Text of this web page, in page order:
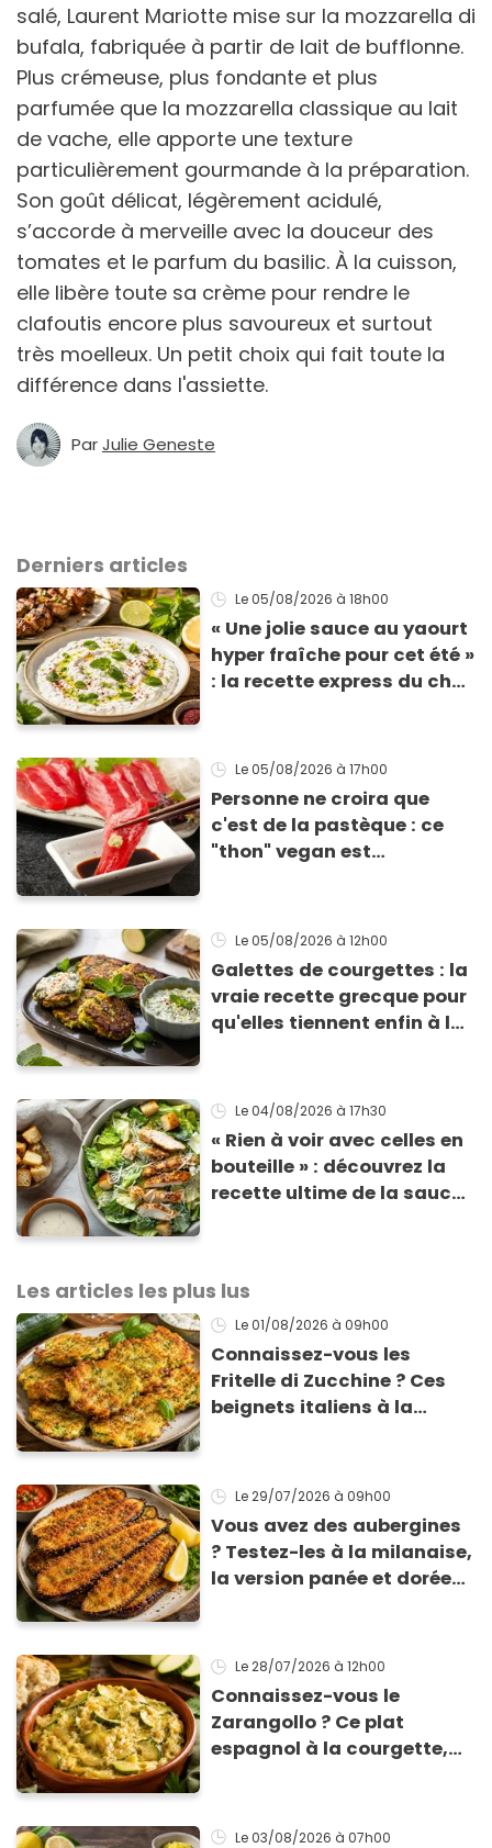
salé, Laurent Mariotte mise sur la mozzarella di
bufala, fabriquée à partir de lait de bufflonne.
Plus crémeuse, plus fondante et plus
parfumée que la mozzarella classique au lait
de vache, elle apporte une texture
particulièrement gourmande à la préparation.
Son goût délicat, légèrement acidulé,
s’accorde à merveille avec la douceur des
tomates et le parfum du basilic. À la cuisson,
elle libère toute sa crème pour rendre le
clafoutis encore plus savoureux et surtout
très moelleux. Un petit choix qui fait toute la
différence dans l'assiette.
ParJulie Geneste
Derniers articles
Le 05/08/2026 à 18h00
« Une jolie sauce au yaourt
hyper fraîche pour cet été »
: la recette express du chef
grillades
Le 05/08/2026 à 17h00
Personne ne croira que
c'est de la pastèque : ce
"thon" vegan est
Le 05/08/2026 à 12h00
Galettes de courgettes : la
vraie recette grecque pour
qu'elles tiennent enfin à la
Le 04/08/2026 à 17h30
« Rien à voir avec celles en
bouteille » : découvrez la
recette ultime de la sauce
Les articles les plus lus
Le 01/08/2026 à 09h00
Connaissez-vous les
Fritelle di Zucchine ? Ces
beignets italiens à la
Le 29/07/2026 à 09h00
Vous avez des aubergines
? Testez-les à la milanaise,
la version panée et dorée
Le 28/07/2026 à 12h00
Connaissez-vous le
Zarangollo ? Ce plat
espagnol à la courgette,
Le 03/08/2026 à 07h00